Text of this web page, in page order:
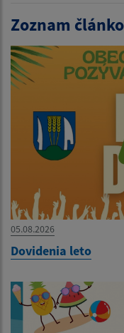
Zoznam
05.08.2026
Dovidenia leto